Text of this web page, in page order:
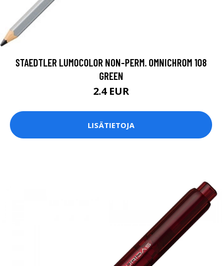
STAEDTLER LUMOCOLOR NON-PERM. OMNICHROM 108
GREEN
2.4 EUR
LISÄTIETOJA